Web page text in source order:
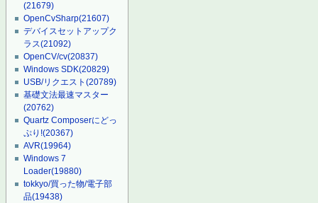
(21679)
OpenCvSharp(21607)
デバイスセットアップク
ラス(21092)
OpenCV/cv(20837)
Windows SDK(20829)
USB/リクエスト(20789)
基礎文法最速マスター
(20762)
Quartz Composerにどっ
ぷり!(20367)
AVR(19964)
Windows 7
Loader(19880)
tokkyo/買った物/電子部
品(19438)